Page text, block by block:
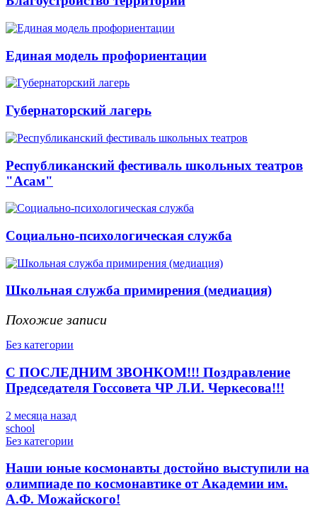
Единая модель профориентации
Губернаторский лагерь
Республиканский фестиваль школьных театров
"Асам"
Социально-психологическая служба
Школьная служба примирения (медиация)
Похожие записи
Без категории
С ПОСЛЕДНИМ ЗВОНКОМ!!! Поздравление
Председателя Госсовета ЧР Л.И. Черкесова!!!
2 месяца назад
school
Без категории
Наши юные космонавты достойно выступили на
олимпиаде по космонавтике от Академии им.
А.Ф. Можайского!